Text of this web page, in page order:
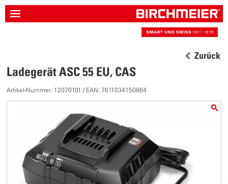
Zurück
Ladegerät ASC 55 EU, CAS
Artikel-Nummer: 12070101 / EAN: 7611034150864